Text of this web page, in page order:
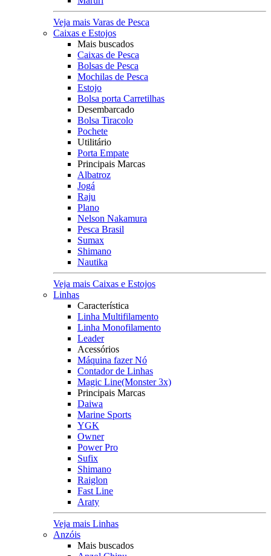
Veja mais Varas de Pesca
Caixas e Estojos
Mais buscados
Caixas de Pesca
Bolsas de Pesca
Mochilas de Pesca
Estojo
Bolsa porta Carretilhas
Desembarcado
Bolsa Tiracolo
Pochete
Utilitário
Porta Empate
Principais Marcas
Albatroz
Jogá
Raju
Plano
Nelson Nakamura
Pesca Brasil
Sumax
Shimano
Nautika
Veja mais Caixas e Estojos
Linhas
Característica
Linha Multifilamento
Linha Monofilamento
Leader
Acessórios
Máquina fazer Nó
Contador de Linhas
Magic Line(Monster 3x)
Principais Marcas
Daiwa
Marine Sports
YGK
Owner
Power Pro
Sufix
Shimano
Raiglon
Fast Line
Araty
Veja mais Linhas
Anzóis
Mais buscados